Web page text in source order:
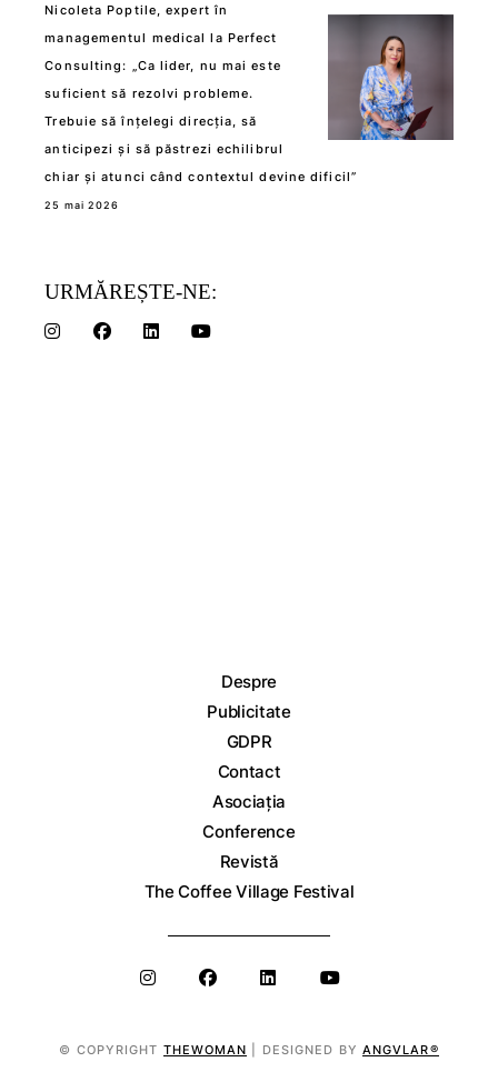
Nicoleta Poptile, expert în
managementul medical la Perfect
Consulting: „Ca lider, nu mai este
suficient să rezolvi probleme.
Trebuie să înțelegi direcția, să
anticipezi și să păstrezi echilibrul
chiar și atunci când contextul devine dificil”
25 mai 2026
URMĂREȘTE-NE:
Despre
Publicitate
GDPR
Contact
Asociația
Conference
Revistă
The Coffee Village Festival
© COPYRIGHT THEWOMAN | DESIGNED BY ANGVLAR®